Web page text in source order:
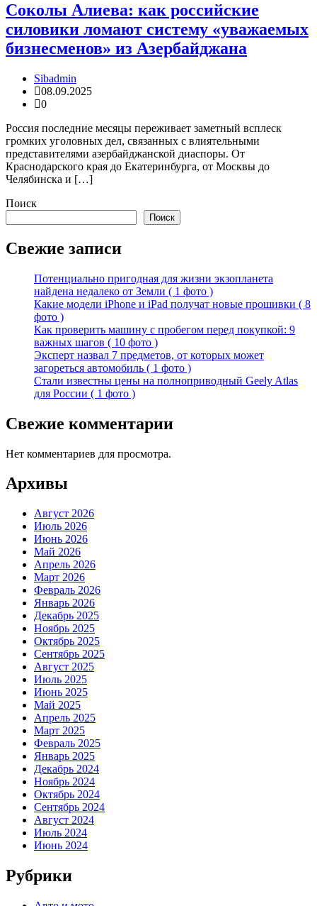
Соколы Алиева: как российские
силовики ломают систему «уважаемых
бизнесменов» из Азербайджана
Sibadmin
08.09.2025
0
Россия последние месяцы переживает заметный всплеск
громких уголовных дел, связанных с влиятельными
представителями азербайджанской диаспоры. От
Краснодарского края до Екатеринбурга, от Москвы до
Челябинска и […]
Поиск
Поиск
Свежие записи
Потенциально пригодная для жизни экзопланета
найдена недалеко от Земли ( 1 фото )
Какие модели iPhone и iPad получат новые прошивки ( 8
фото )
Как проверить машину с пробегом перед покупкой: 9
важных шагов ( 10 фото )
Эксперт назвал 7 предметов, от которых может
загореться автомобиль ( 1 фото )
Стали известны цены на полноприводный Geely Atlas
для России ( 1 фото )
Свежие комментарии
Нет комментариев для просмотра.
Архивы
Август 2026
Июль 2026
Июнь 2026
Май 2026
Апрель 2026
Март 2026
Февраль 2026
Январь 2026
Декабрь 2025
Ноябрь 2025
Октябрь 2025
Сентябрь 2025
Август 2025
Июль 2025
Июнь 2025
Май 2025
Апрель 2025
Март 2025
Февраль 2025
Январь 2025
Декабрь 2024
Ноябрь 2024
Октябрь 2024
Сентябрь 2024
Август 2024
Июль 2024
Июнь 2024
Рубрики